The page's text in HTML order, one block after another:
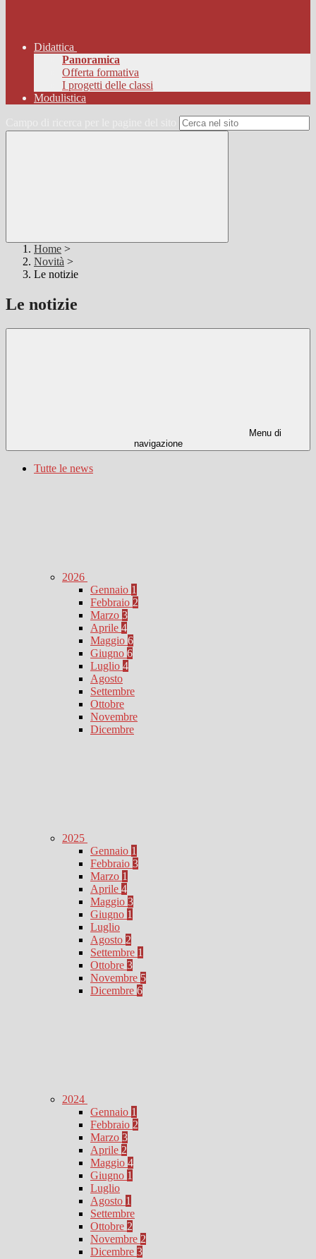
Didattica
Panoramica
Offerta formativa
I progetti delle classi
Modulistica
Home >
Novità >
Le notizie
Le notizie
Menu di
navigazione
Tutte le news
2026
Gennaio 1
Febbraio 2
Marzo 3
Aprile 4
Maggio 6
Giugno 6
Luglio 4
Agosto
Settembre
Ottobre
Novembre
Dicembre
2025
Gennaio 1
Febbraio 3
Marzo 1
Aprile 4
Maggio 3
Giugno 1
Luglio
Agosto 2
Settembre 1
Ottobre 3
Novembre 5
Dicembre 6
2024
Gennaio 1
Febbraio 2
Marzo 3
Aprile 2
Maggio 4
Giugno 1
Luglio
Agosto 1
Settembre
Ottobre 2
Novembre 2
Dicembre 3